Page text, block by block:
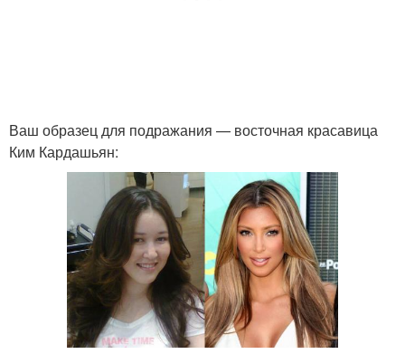
Ваш образец для подражания — восточная красавица
Ким Кардашьян: